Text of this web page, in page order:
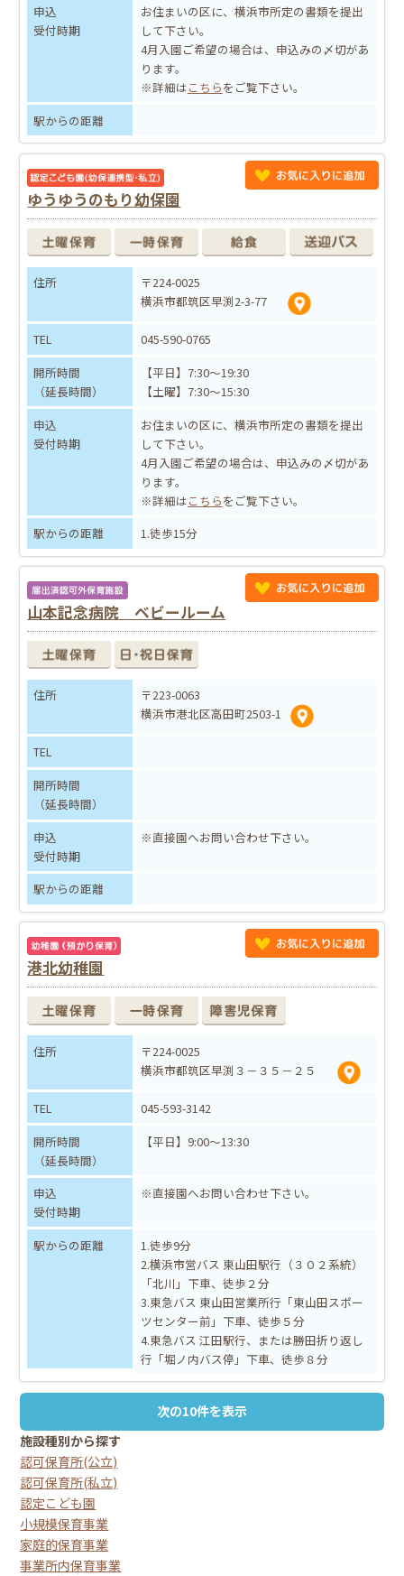
申込
受付時期
お住まいの区に、横浜市所定の書類を提出
して下さい。
4月入園ご希望の場合は、申込みの〆切があ
ります。
※詳細はこちらをご覧下さい。
駅からの距離
ゆうゆうのもり幼保園
住所
〒224-0025
横浜市都筑区早渕2-3-77
TEL
045-590-0765
開所時間
（延長時間）
【平日】7:30～19:30
【土曜】7:30～15:30
申込
受付時期
お住まいの区に、横浜市所定の書類を提出
して下さい。
4月入園ご希望の場合は、申込みの〆切があ
ります。
※詳細はこちらをご覧下さい。
駅からの距離
1.徒歩15分
山本記念病院 ベビールーム
住所
〒223-0063
横浜市港北区高田町2503-1
TEL
開所時間
（延長時間）
申込
受付時期
※直接園へお問い合わせ下さい。
駅からの距離
港北幼稚園
住所
〒224-0025
横浜市都筑区早渕３－３５－２５
TEL
045-593-3142
開所時間
（延長時間）
【平日】9:00～13:30
申込
受付時期
※直接園へお問い合わせ下さい。
駅からの距離
1.徒歩9分
2.横浜市営バス 東山田駅行（３０２系統）
「北川」下車、徒歩２分
3.東急バス 東山田営業所行「東山田スポー
ツセンター前」下車、徒歩５分
4.東急バス 江田駅行、または勝田折り返し
行「堀ノ内バス停」下車、徒歩８分
次の10件を表示
施設種別から探す
認可保育所(公立)
認可保育所(私立)
認定こども園
小規模保育事業
家庭的保育事業
事業所内保育事業